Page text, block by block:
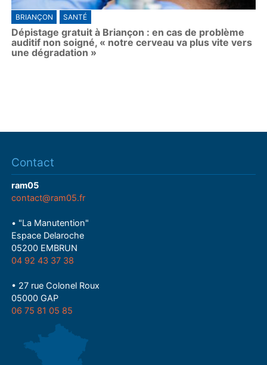
BRIANÇON SANTÉ
Dépistage gratuit à Briançon : en cas de problème
auditif non soigné, « notre cerveau va plus vite vers
une dégradation »
Contact
ram05
contact@ram05.fr
• "La Manutention"
Espace Delaroche
05200 EMBRUN
04 92 43 37 38
• 27 rue Colonel Roux
05000 GAP
06 75 81 05 85